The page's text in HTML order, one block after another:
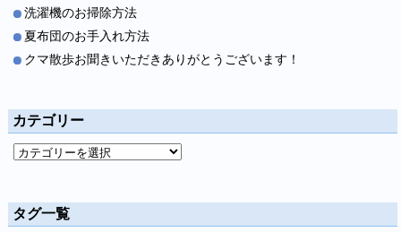
洗濯機のお掃除方法
夏布団のお手入れ方法
クマ散歩お聞きいただきありがとうございます！
カテゴリー
タグ一覧